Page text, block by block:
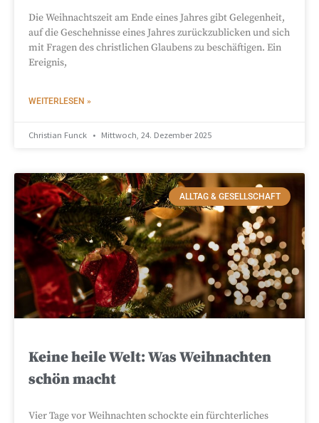
Die Weihnachtszeit am Ende eines Jahres gibt Gelegenheit,
auf die Geschehnisse eines Jahres zurückzublicken und sich
mit Fragen des christlichen Glaubens zu beschäftigen. Ein
Ereignis,
WEITERLESEN »
Christian Funck Mittwoch, 24. Dezember 2025
ALLTAG & GESELLSCHAFT
Keine heile Welt: Was Weihnachten
schön macht
Vier Tage vor Weihnachten schockte ein fürchterliches